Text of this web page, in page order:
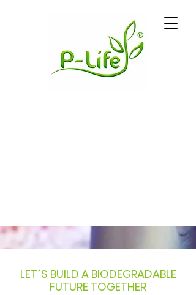
LET´S BUILD A BIODEGRADABLE
FUTURE TOGETHER